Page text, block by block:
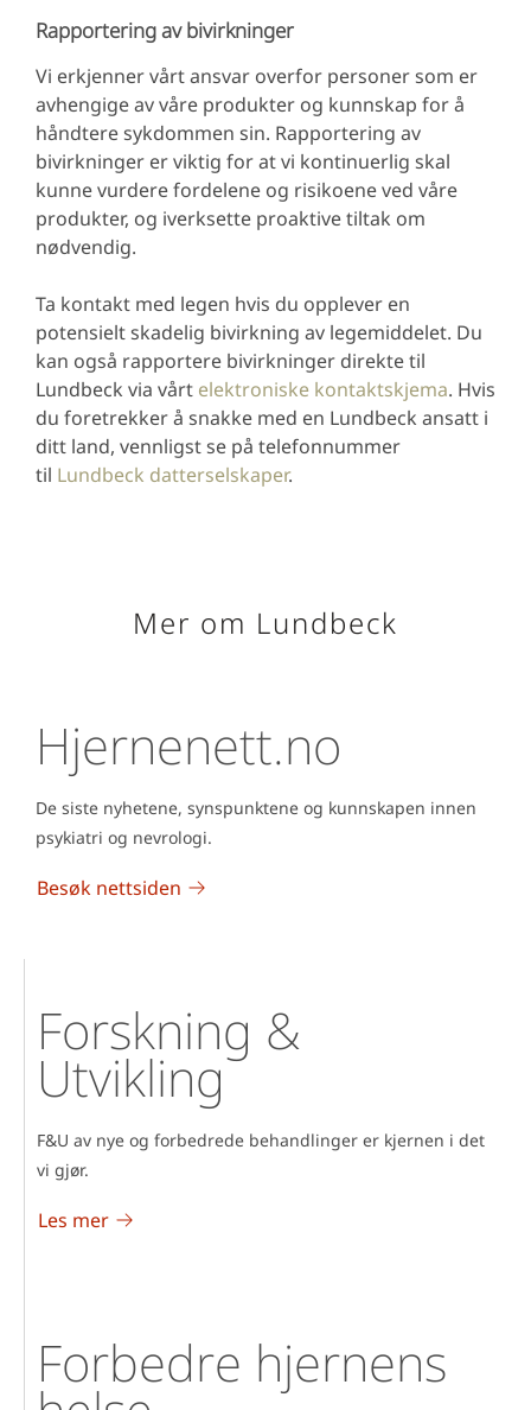
Rapportering av bivirkninger
Vi erkjenner vårt ansvar overfor personer som er
avhengige av våre produkter og kunnskap for å
håndtere sykdommen sin. Rapportering av
bivirkninger er viktig for at vi kontinuerlig skal
kunne vurdere fordelene og risikoene ved våre
produkter, og iverksette proaktive tiltak om
nødvendig.
Ta kontakt med legen hvis du opplever en
potensielt skadelig bivirkning av legemiddelet. Du
kan også rapportere bivirkninger direkte til
Lundbeck via vårt elektroniske kontaktskjema. Hvis
du foretrekker å snakke med en Lundbeck ansatt i
ditt land, vennligst se på telefonnummer
til Lundbeck datterselskaper.
Mer om Lundbeck
Hjernenett.no
De siste nyhetene, synspunktene og kunnskapen innen
psykiatri og nevrologi.
Besøk nettsiden
Forskning &
Utvikling
F&U av nye og forbedrede behandlinger er kjernen i det
vi gjør.
Les mer
Forbedre hjernens